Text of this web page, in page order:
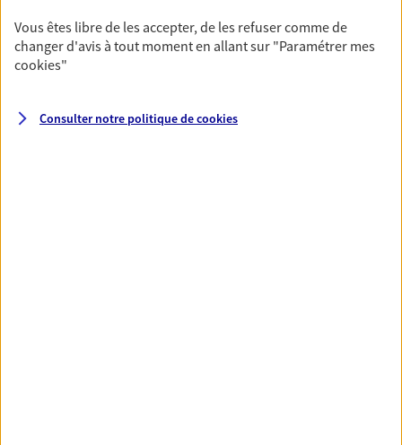
responsabilité civile.
Découvrir l'offre Multirisque Entreprise
Vous êtes libre de les accepter, de les refuser comme de
changer d'avis à tout moment en allant sur "Paramétrer mes
cookies"
Consulter notre politique decookies